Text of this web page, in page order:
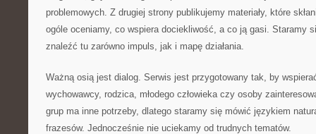
problemowych. Z drugiej strony publikujemy materiały, które
ogóle oceniamy, co wspiera dociekliwość, a co ją gasi. Staramy
znaleźć tu zarówno impuls, jak i mapę działania.
Ważną osią jest dialog. Serwis jest przygotowany tak, by
wychowawcy, rodzica, młodego człowieka czy osoby
grup ma inne potrzeby, dlatego staramy się mówić językiem
frazesów. Jednocześnie nie uciekamy od trudnych tematów.